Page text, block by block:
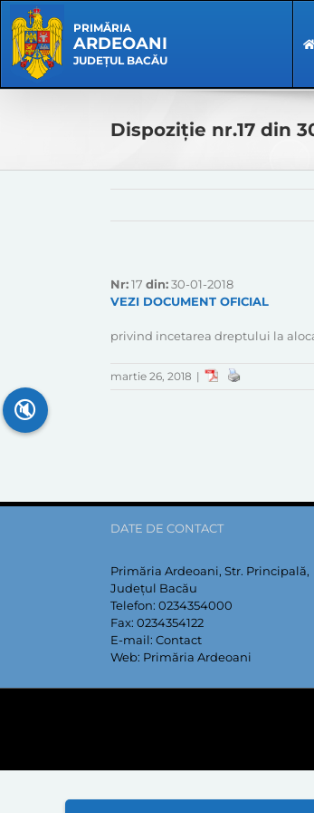
content
Navigation
PRIMĂRIA
ARDEOANI
JUDEȚUL BACĂU
Dispoziție nr.17 din
Nr:17 din:30-01-2018
VEZI DOCUMENT OFICIAL
privind incetarea dreptului la
martie 26, 2018 |
DATE DE CONTACT
Primăria Ardeoani, Str. Principală,
Județul Bacău
Telefon: 0234354000
Fax: 0234354122
E-mail: Contact
Web: Primăria Ardeoani
🔇